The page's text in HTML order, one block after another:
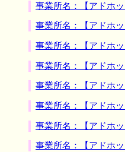
事業所名：【アドホ
事業所名：【アドホ
事業所名：【アドホ
事業所名：【アドホ
事業所名：【アドホ
事業所名：【アドホ
事業所名：【アドホ
事業所名：【アドホ